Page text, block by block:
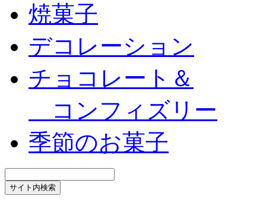
焼菓子
デコレーション
チョコレート＆
コンフィズリー
季節のお菓子